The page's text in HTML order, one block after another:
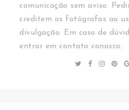
comunicação sem aviso.
creditem os fotógrafos ao
divulgação. Em caso de
entrar em contato conosco.